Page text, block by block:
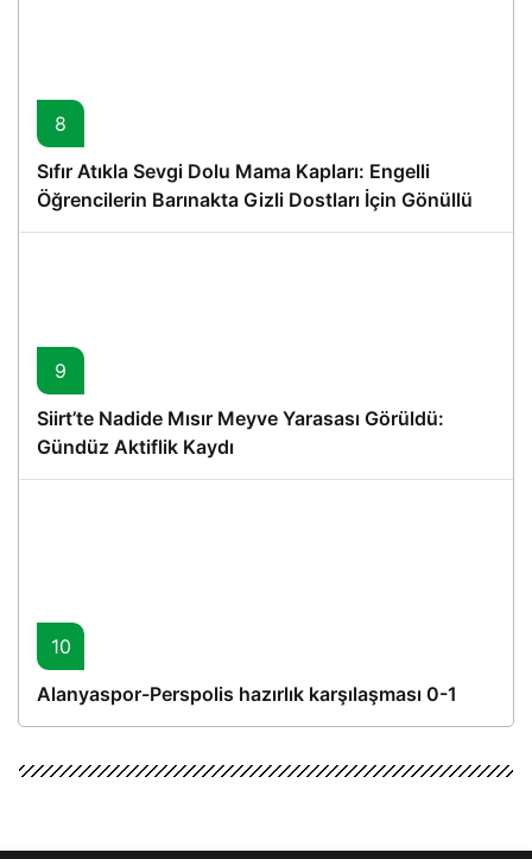
8
Sıfır Atıkla Sevgi Dolu Mama Kapları: Engelli
Öğrencilerin Barınakta Gizli Dostları İçin Gönüllü
Proje
9
Siirt’te Nadide Mısır Meyve Yarasası Görüldü:
Gündüz Aktiflik Kaydı
10
Alanyaspor-Perspolis hazırlık karşılaşması 0-1